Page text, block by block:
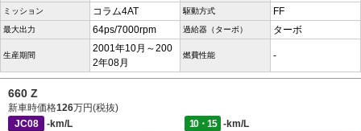
ミッション コラム4AT 駆動方式 FF
最大出力 64ps/7000rpm 過給器（ターボ） ターボ
生産期間
2001年10月～200
2年08月
燃費性能 -
660 Z
新車時価格126万円(税抜)
JC08
-km/L 10・15
-km/L